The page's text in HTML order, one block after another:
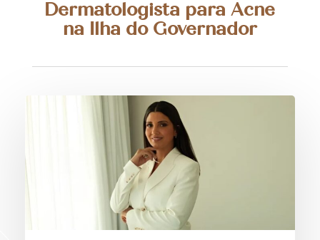
Dermatologista para Acne
na Ilha do Governador